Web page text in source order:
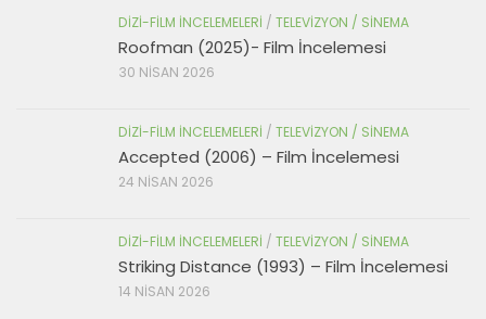
DIZI-FILM İNCELEMELERI / TELEVIZYON / SINEMA
Roofman (2025)- Film İncelemesi
30 NISAN 2026
DIZI-FILM İNCELEMELERI / TELEVIZYON / SINEMA
Accepted (2006) – Film İncelemesi
24 NISAN 2026
DIZI-FILM İNCELEMELERI / TELEVIZYON / SINEMA
Striking Distance (1993) – Film İncelemesi
14 NISAN 2026